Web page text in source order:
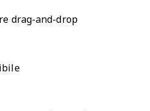
drag-and-drop